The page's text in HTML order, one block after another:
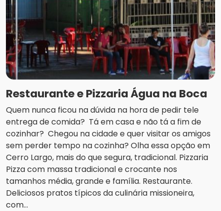
Restaurante e Pizzaria Água na Boca
Quem nunca ficou na dúvida na hora de pedir tele
entrega de comida? Tá em casa e não tá a fim de
cozinhar? Chegou na cidade e quer visitar os amigos
sem perder tempo na cozinha? Olha essa opção em
Cerro Largo, mais do que segura, tradicional. Pizzaria
Pizza com massa tradicional e crocante nos
tamanhos média, grande e família. Restaurante.
Deliciosos pratos típicos da culinária missioneira,
com...